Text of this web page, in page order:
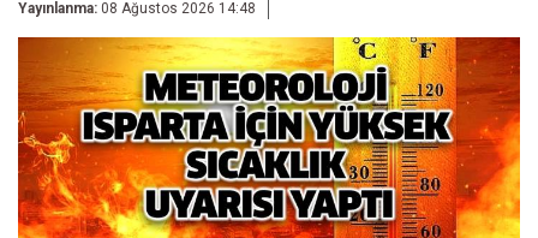
Yayınlanma: 08 Ağustos 2026 14:48